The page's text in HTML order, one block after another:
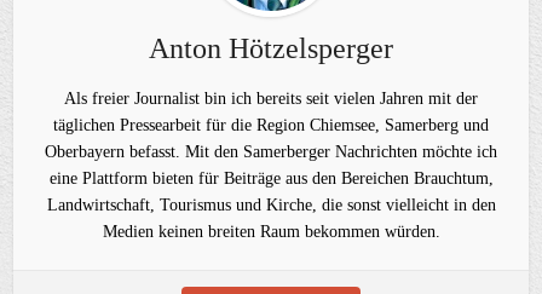
Anton Hötzelsperger
Als freier Journalist bin ich bereits seit vielen Jahren mit der
täglichen Pressearbeit für die Region Chiemsee, Samerberg und
Oberbayern befasst. Mit den Samerberger Nachrichten möchte ich
eine Plattform bieten für Beiträge aus den Bereichen Brauchtum,
Landwirtschaft, Tourismus und Kirche, die sonst vielleicht in den
Medien keinen breiten Raum bekommen würden.